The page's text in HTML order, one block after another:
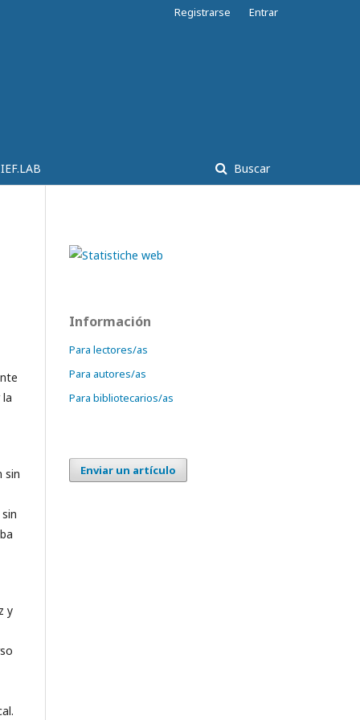
IEF.LAB Buscar
Registrarse Entrar
sin
y
Información
Para lectores/as
Para autores/as
Para bibliotecarios/as
Enviar un artículo